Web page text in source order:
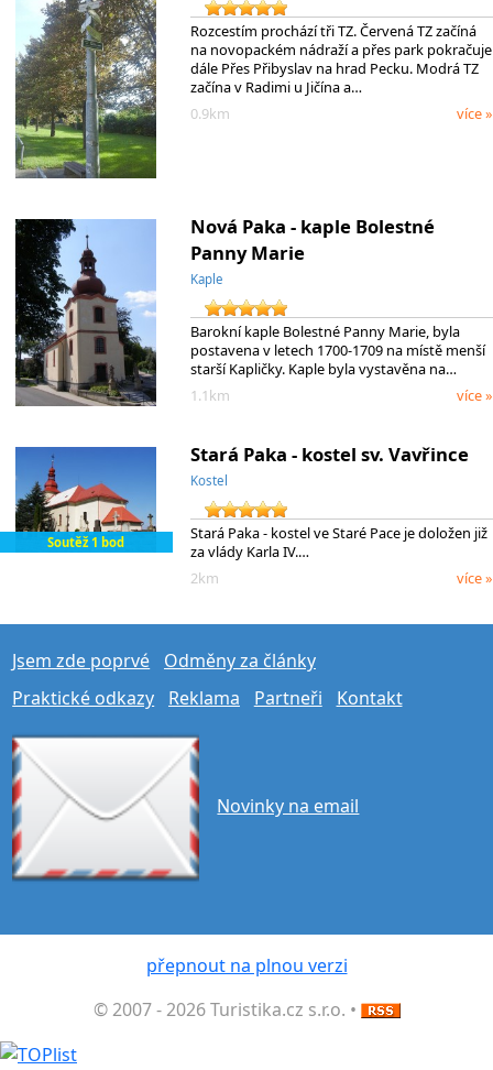
Rozcestím prochází tři TZ. Červená TZ začíná
na novopackém nádraží a přes park pokračuje
dále Přes Přibyslav na hrad Pecku. Modrá TZ
začína v Radimi u Jičína a…
0.9km
více »
Nová Paka - kaple Bolestné
Panny Marie
Kaple
Barokní kaple Bolestné Panny Marie, byla
postavena v letech 1700-1709 na místě menší
starší Kapličky. Kaple byla vystavěna na…
1.1km
více »
Soutěž 1 bod
Stará Paka - kostel sv. Vavřince
Kostel
Stará Paka - kostel ve Staré Pace je doložen již
za vlády Karla IV.…
2km
více »
Jsem zde poprvé
Odměny za články
Praktické odkazy
Reklama Partneři Kontakt
Novinky na email
přepnout na plnou verzi
© 2007 - 2026 Turistika.cz s.r.o. •